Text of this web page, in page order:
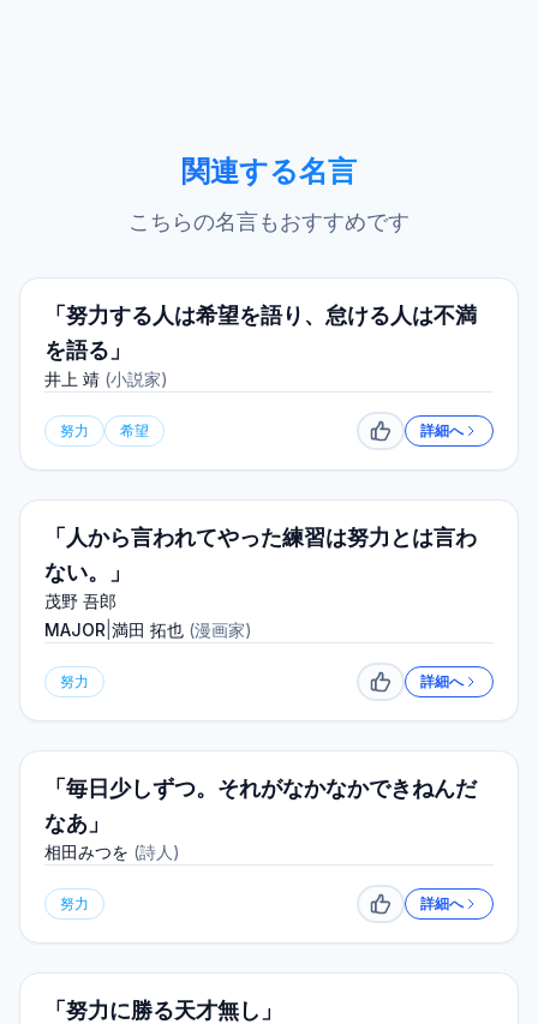
関連する名言
こちらの名言もおすすめです
「努力する人は希望を語り、怠ける人は不満
を語る」
井上 靖 (小説家)
努力 希望 いいね詳細へ
「人から言われてやった練習は努力とは言わ
ない。」
茂野 吾郎
MAJOR 満田 拓也 (漫画家)
努力 いいね詳細へ
「毎日少しずつ。それがなかなかできねんだ
なあ」
相田みつを (詩人 )
努力 いいね詳細へ
「努力に勝る天才無し」